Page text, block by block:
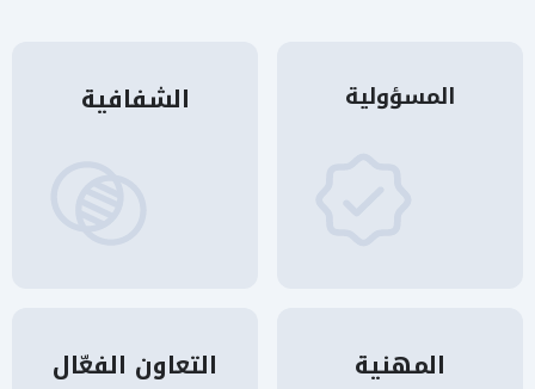
المسؤولية الشفافية
المهنية التعاون الفعّال